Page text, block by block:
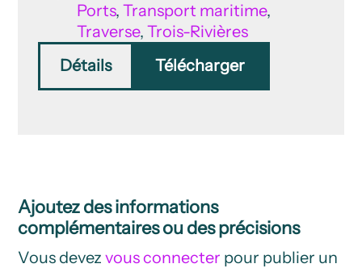
Ports,Transport maritime,
Traverse,Trois-Rivières
Détails
Télécharger
Ajoutez des informations
complémentaires ou des précisions
Vous devezvous connecter pour publier un